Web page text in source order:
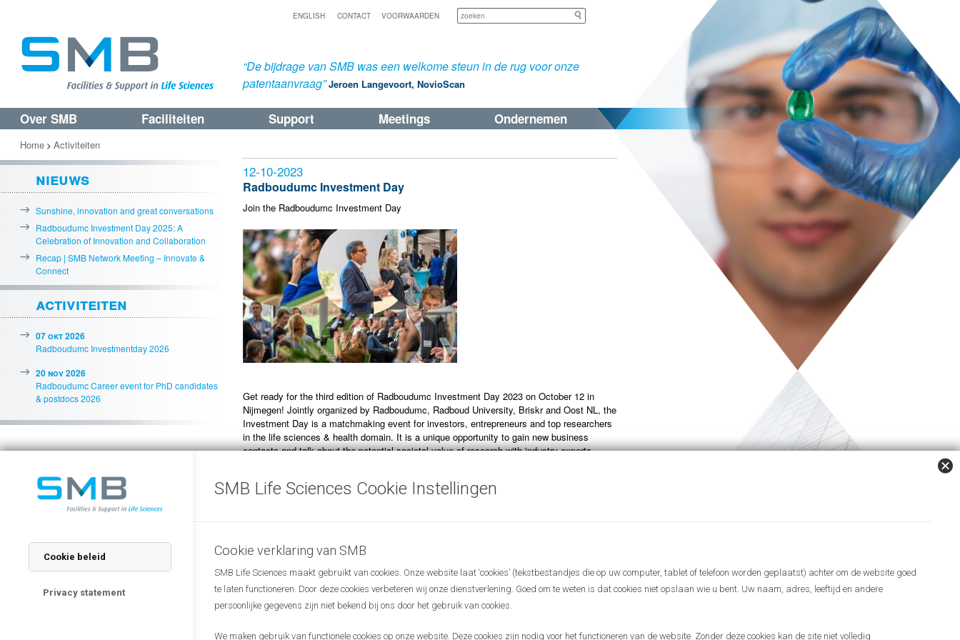
ENGLISH CONTACT VOORWAARDEN
“De bijdrage van SMB was een welkome steun in de rug voor onze
patentaanvraag” Jeroen Langevoort, NovioScan
Spring
naar
de
primaire
inhoud
Spring
naar
de
secundaire
inhoud
Over SMB Faciliteiten Support Meetings Ondernemen
12-10-2023
Radboudumc Investment Day
Join the Radboudumc Investment Day
Get ready for the third edition of Radboudumc Investment Day 2023 on October 12 in
Nijmegen! Jointly organized by Radboudumc, Radboud University, Briskr and Oost NL, the
Investment Day is a matchmaking event for investors, entrepreneurs and top researchers
in the life sciences & health domain. It is a unique opportunity to gain new business
contacts and talk about the potential societal value of research with industry experts.
Our main goal for the event is matchmaking and networking. We offer several parallel
sessions from top researchers, promising startups and investors. This will allow
Feel free to check out the poster presentations from promising PhD’s and inspiring product
displays from various entrepreneurs during the breaks.
Click herefor an impression of last year’s edition.
17.30h, with optional dinner and networking afterwards. To ensure a good balance between
Home > Activiteiten
nieuws
Sunshine, innovation and great conversations
Radboudumc Investment Day 2025: A
Celebration of Innovation and Collaboration
Recap | SMB Network Meeting – Innovate &
Connect
activiteiten
07 okt 2026
Radboudumc Investmentday 2026
20 nov 2026
Radboudumc Career event for PhD candidates
& postdocs 2026
SMB Life Sciences Cookie Instellingen
Cookie beleid
Privacy statement
Cookie verklaring van SMB
SMB Life Sciences maakt gebruikt van cookies. Onze website laat ‘cookies’ (tekstbestandjes die op uw computer, tablet of telefoon worden geplaatst) achter om de website goed
te laten functioneren. Door deze cookies verbeteren wij onze dienstverlening. Goed om te weten is dat cookies niet opslaan wie u bent. Uw naam, adres, leeftijd en andere
persoonlijke gegevens zijn niet bekend bij ons door het gebruik van cookies.
We maken gebruik van functionele cookies op onze website. Deze cookies zijn nodig voor het functioneren van de website. Zonder deze cookies kan de site niet volledig